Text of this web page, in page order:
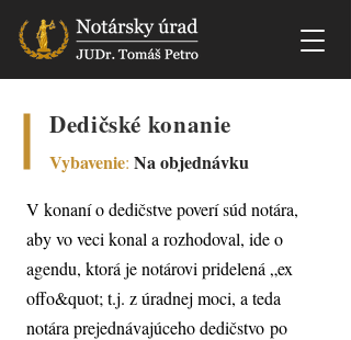
Dedičské konanie
Vybavenie: Na objednávku
V konaní o dedičstve poverí súd notára,
aby vo veci konal a rozhodoval, ide o
agendu, ktorá je notárovi pridelená „ex
offo&quot; t.j. z úradnej moci, a teda
notára prejednávajúceho dedičstvo po